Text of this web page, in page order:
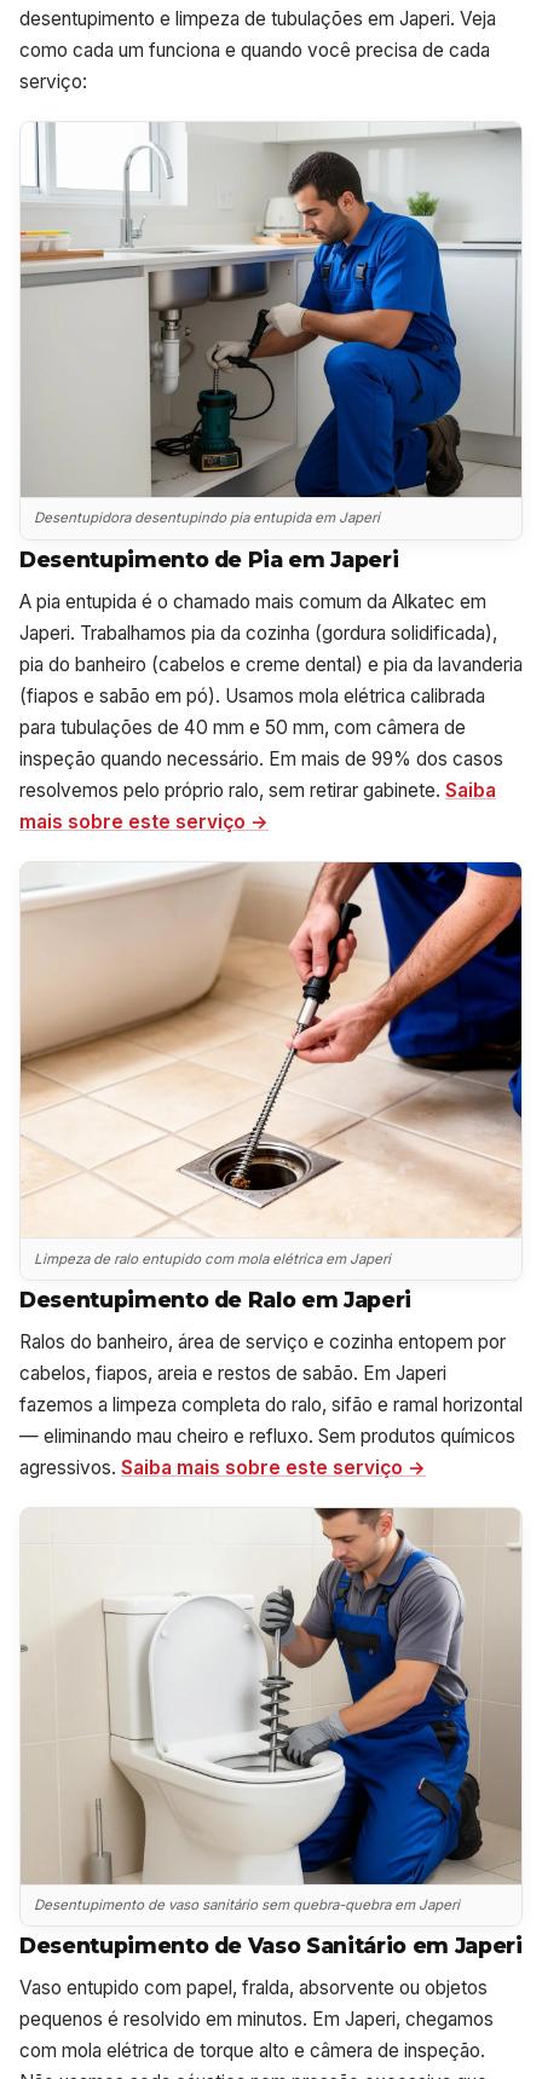
desentupimento e limpeza de tubulações em Japeri. Veja
como cada um funciona e quando você precisa de cada
serviço:
Desentupidora desentupindo pia entupida em Japeri
Desentupimento de Pia em Japeri
A pia entupida é o chamado mais comum da Alkatec em
Japeri. Trabalhamos pia da cozinha (gordura solidificada),
pia do banheiro (cabelos e creme dental) e pia da lavanderia
(fiapos e sabão em pó). Usamos mola elétrica calibrada
para tubulações de 40 mm e 50 mm, com câmera de
inspeção quando necessário. Em mais de 99% dos casos
resolvemos pelo próprio ralo, sem retirar gabinete. Saiba
mais sobre este serviço →
Limpeza de ralo entupido com mola elétrica em Japeri
Desentupimento de Ralo em Japeri
Ralos do banheiro, área de serviço e cozinha entopem por
cabelos, fiapos, areia e restos de sabão. Em Japeri
fazemos a limpeza completa do ralo, sifão e ramal horizontal
— eliminando mau cheiro e refluxo. Sem produtos químicos
agressivos. Saiba mais sobre este serviço →
Desentupimento de vaso sanitário sem quebra-quebra em Japeri
Desentupimento de Vaso Sanitário em Japeri
Vaso entupido com papel, fralda, absorvente ou objetos
pequenos é resolvido em minutos. Em Japeri, chegamos
com mola elétrica de torque alto e câmera de inspeção.